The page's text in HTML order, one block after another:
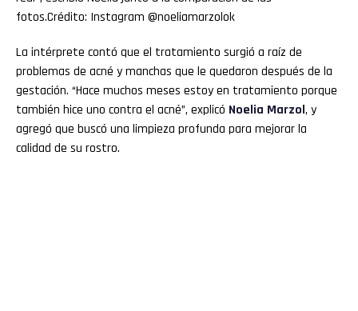
La intérprete contó que el tratamiento surgió a raíz de
problemas de acné y manchas que le quedaron después de la
gestación. “Hace muchos meses estoy en tratamiento porque
también hice uno contra el acné”, explicó Noelia Marzol, y
agregó que buscó una limpieza profunda para mejorar la
calidad de su rostro.